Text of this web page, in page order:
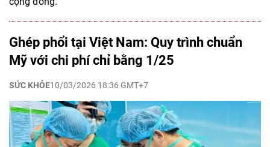
Ghép phổi tại Việt Nam: Quy trình chuẩn
Mỹ với chi phí chỉ bằng 1/25
SỨC KHỎE10/03/2026 18:36 GMT+7